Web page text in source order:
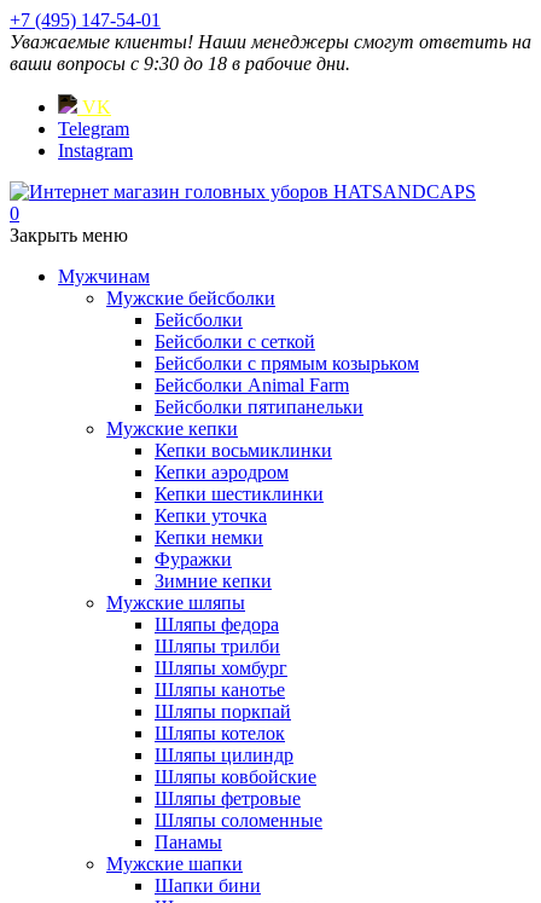
+7 (495) 147-54-01
Уважаемые клиенты! Наши менеджеры смогут ответить на
ваши вопросы с 9:30 до 18 в рабочие дни.
VK
Telegram
Instagram
0
Закрыть меню
Мужчинам
Мужские бейсболки
Бейсболки
Бейсболки с сеткой
Бейсболки с прямым козырьком
Бейсболки Animal Farm
Бейсболки пятипанельки
Мужские кепки
Кепки восьмиклинки
Кепки аэродром
Кепки шестиклинки
Кепки уточка
Кепки немки
Фуражки
Зимние кепки
Мужские шляпы
Шляпы федора
Шляпы трилби
Шляпы хомбург
Шляпы канотье
Шляпы поркпай
Шляпы котелок
Шляпы цилиндр
Шляпы ковбойские
Шляпы фетровые
Шляпы соломенные
Панамы
Мужские шапки
Шапки бини